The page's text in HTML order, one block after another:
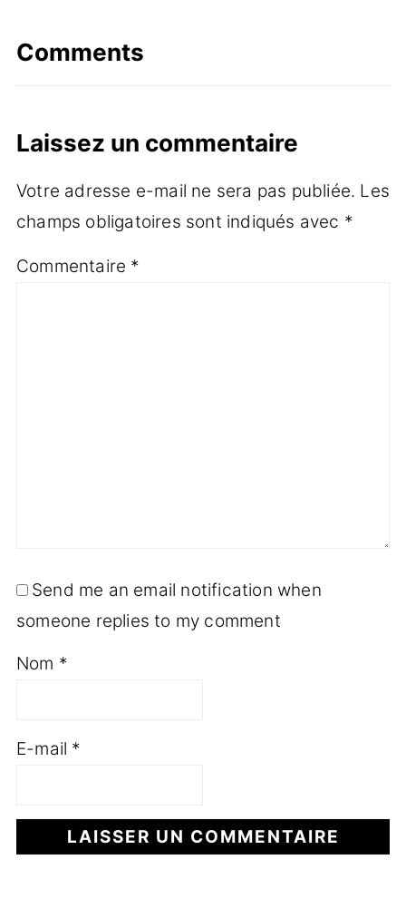
Comments
Laissez un commentaire
Votre adresse e-mail ne sera pas publiée. Les
champs obligatoires sont indiqués avec *
Commentaire *
Send me an email notification when
someone replies to my comment
Nom *
E-mail *